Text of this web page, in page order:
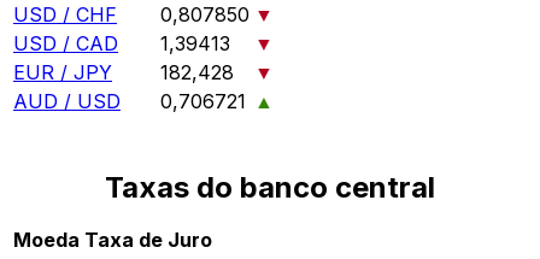
USD / CHF
0,807850 ▼
USD / CAD
1,39413
▼
EUR / JPY
182,428
▼
AUD / USD
0,706721 ▲
Taxas do banco central
Moeda Taxa de Juro